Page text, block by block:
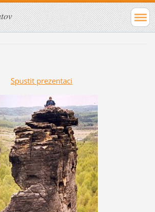
Spustit prezentaci